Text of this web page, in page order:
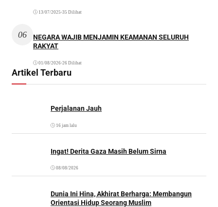
13/07/2025 •35 Dilihat
06
NEGARA WAJIB MENJAMIN KEAMANAN SELURUH
RAKYAT
01/08/2026•26 Dilihat
Artikel Terbaru
Perjalanan Jauh
16 jam lalu
Ingat! Derita Gaza Masih Belum Sirna
08/08/2026
Dunia Ini Hina, Akhirat Berharga: Membangun
Orientasi Hidup Seorang Muslim